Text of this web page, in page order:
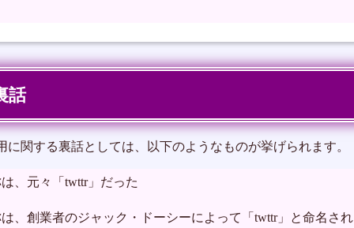
話
関する裏話としては、以下のようなものが挙げられます。
、元々「twttr」だった
、創業者のジャック・ドーシーによって「twttr」と命名さ